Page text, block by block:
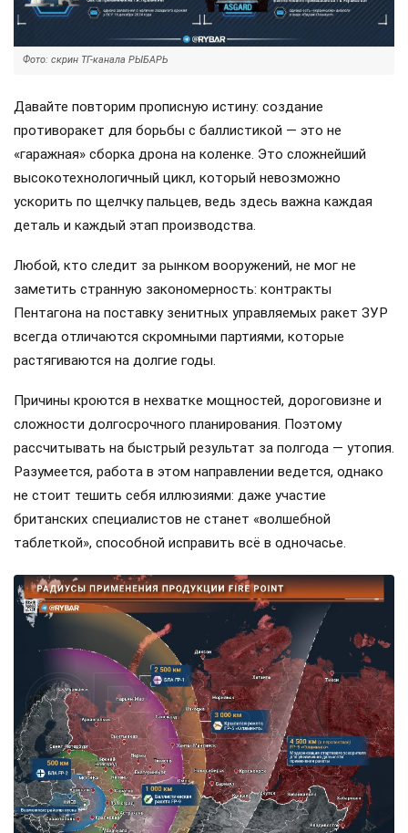
Фото: скрин ТГ-канала РЫБАРЬ
Давайте повторим прописную истину: создание
противоракет для борьбы с баллистикой — это не
«гаражная» сборка дрона на коленке. Это сложнейший
высокотехнологичный цикл, который невозможно
ускорить по щелчку пальцев, ведь здесь важна каждая
деталь и каждый этап производства.
Любой, кто следит за рынком вооружений, не мог не
заметить странную закономерность: контракты
Пентагона на поставку зенитных управляемых ракет ЗУР
всегда отличаются скромными партиями, которые
растягиваются на долгие годы.
Причины кроются в нехватке мощностей, дороговизне и
сложности долгосрочного планирования. Поэтому
рассчитывать на быстрый результат за полгода — утопия.
Разумеется, работа в этом направлении ведется, однако
не стоит тешить себя иллюзиями: даже участие
британских специалистов не станет «волшебной
таблеткой», способной исправить всё в одночасье.